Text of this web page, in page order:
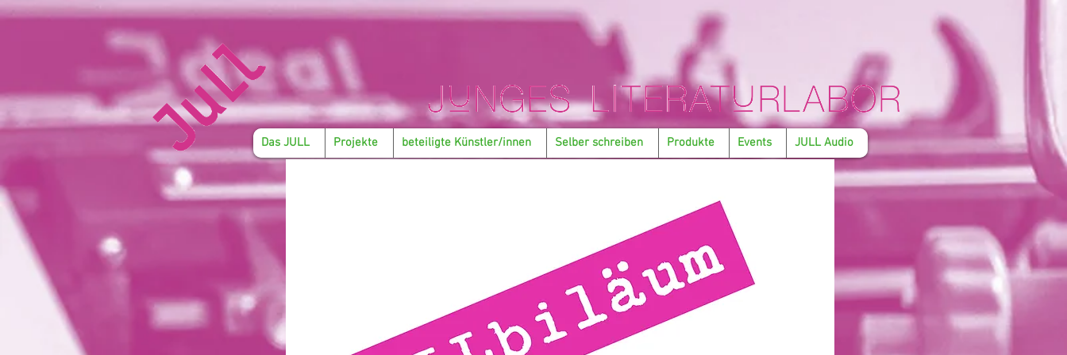
Das JULL Projekte beteiligte Künstler/innen Selber schreiben Produkte Events JULL Audio